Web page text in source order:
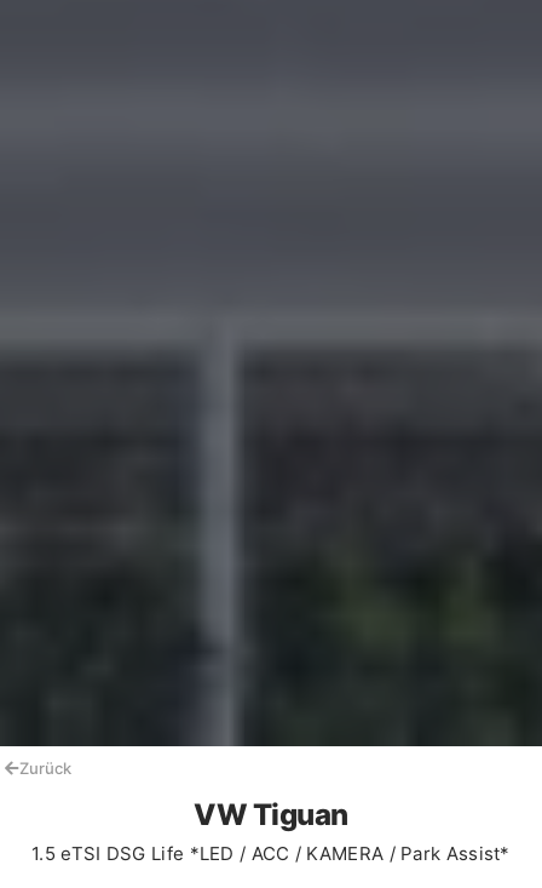
Zurück
VW Tiguan
1.5 eTSI DSG Life *LED / ACC / KAMERA / Park Assist*